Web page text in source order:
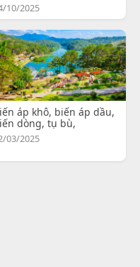
10/2025
áp khô, biến áp dầu,
dòng, tụ bù,
03/2025